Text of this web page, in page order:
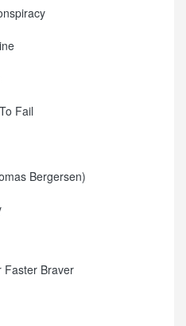
Fail
Bergersen)
Faster Braver